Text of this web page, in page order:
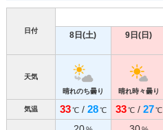
日付 8日(土) 9日(日)
天気
晴れのち曇り
晴れ時々曇り
気温 33℃/ 28℃ 33℃/ 27℃